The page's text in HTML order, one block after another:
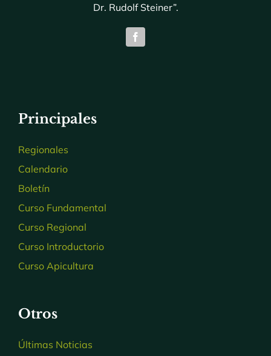
Dr. Rudolf Steiner”.
Principales
Regionales
Calendario
Boletín
Curso Fundamental
Curso Regional
Curso Introductorio
Curso Apicultura
Otros
Últimas Noticias